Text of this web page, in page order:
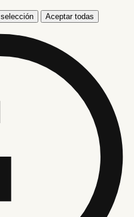
Aceptar todas